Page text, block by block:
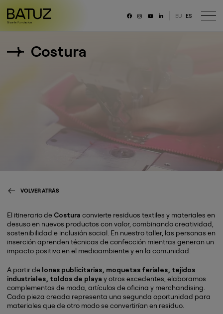
Fundación
Trabaja con nosotras/os
EU ES
Costura
VOLVER ATRÁS
El itinerario de Costura convierte residuos textiles y materiales en
desuso en nuevos productos con valor, combinando creatividad,
sostenibilidad e inclusión social. En nuestro taller, las personas en
inserción aprenden técnicas de confección mientras generan un
impacto positivo en el medioambiente y en la comunidad.
A partir de lonas publicitarias, moquetas feriales, tejidos
industriales, toldos de playa y otros excedentes, elaboramos
complementos de moda, artículos de oficina y merchandising.
Cada pieza creada representa una segunda oportunidad para
materiales que de otro modo se convertirían en residuo.